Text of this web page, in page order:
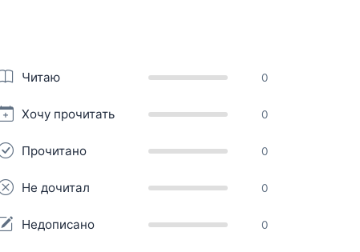
Читаю 0
Хочу прочитать 0
Прочитано 0
Не дочитал 0
Недописано 0